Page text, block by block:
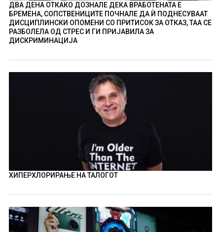
ДВА ДЕНА ОТКАКО ДОЗНАЛЕ ДЕКА ВРАБОТЕНАТА Е
БРЕМЕНА, СОПСТВЕНИЦИТЕ ПОЧНАЛЕ ДА Ѝ ПОДНЕСУВААТ
ДИСЦИПЛИНСКИ ОПОМЕНИ СО ПРИТИСОК ЗА ОТКАЗ, ТАА СЕ
РАЗБОЛЕЛА ОД СТРЕС И ГИ ПРИЈАВИЛА ЗА
ДИСКРИМИНАЦИЈА
ХИПЕРХЛОРИРАЊЕ НА ТАЛОГОТ